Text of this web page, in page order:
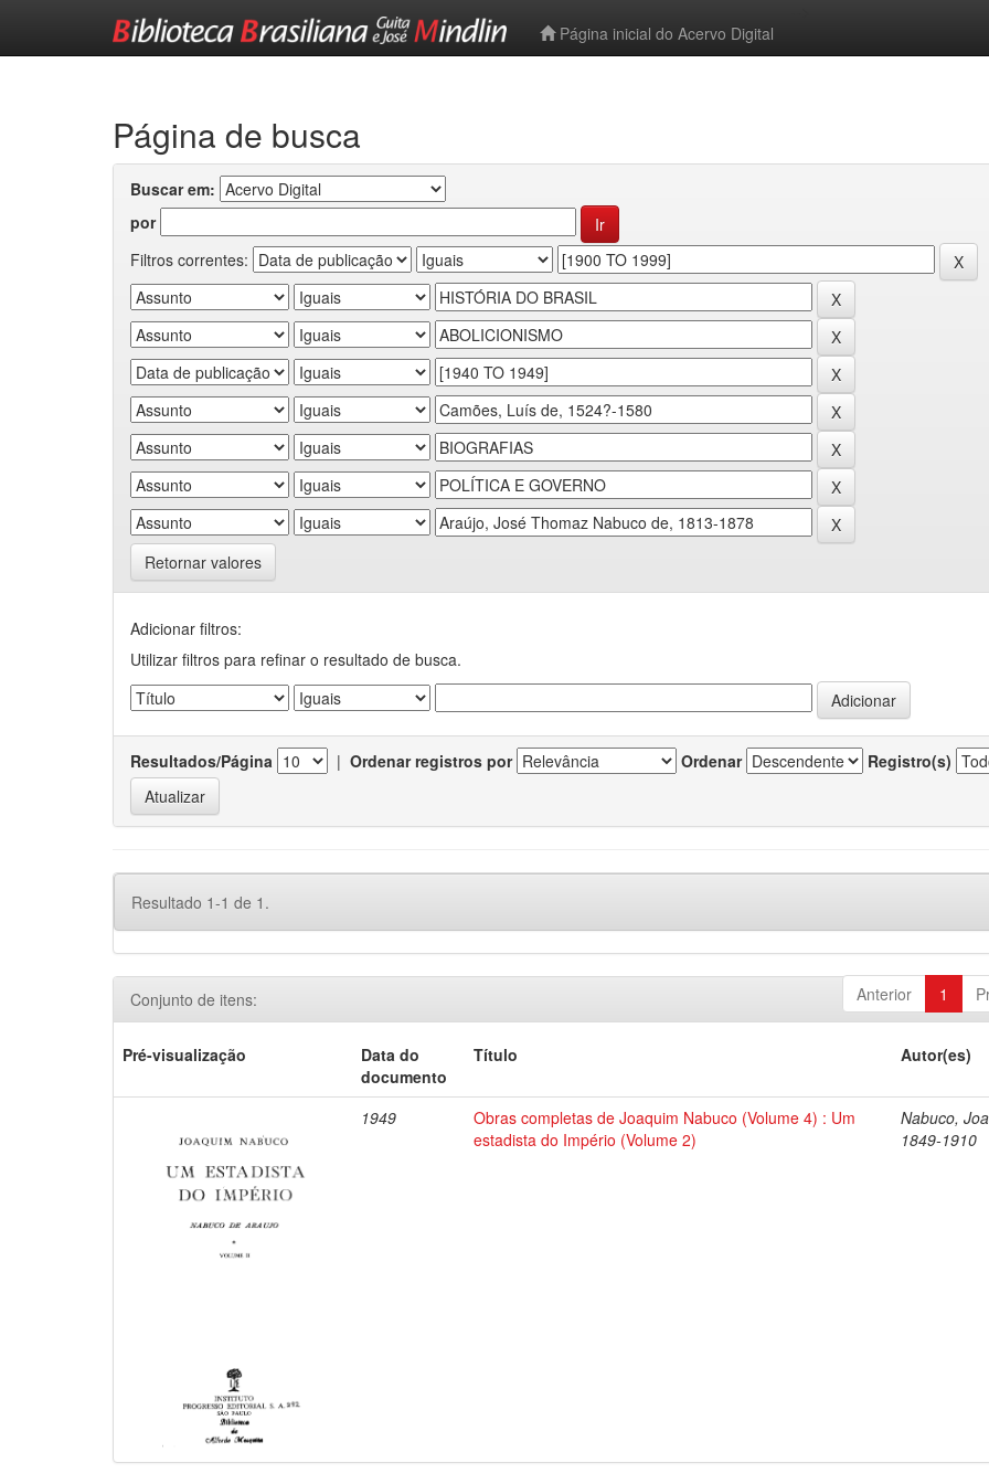
Página inicial do Acervo Digital
Página de busca
Buscar em:
por
Filtros correntes:
Retornar valores
Adicionar filtros:
Utilizar filtros para refinar o resultado de busca.
Resultados/Página | Ordenar registros por Ordenar Registro(s)
Resultado 1-1 de 1.
Anterior 1
Conjunto de itens:
Pré-visualização
Data do
documento
Título Autor(es)
1949
Obras completas de Joaquim Nabuco (Volume 4) : Um
estadista do Império (Volume 2)
Nabuco,
1849-1910